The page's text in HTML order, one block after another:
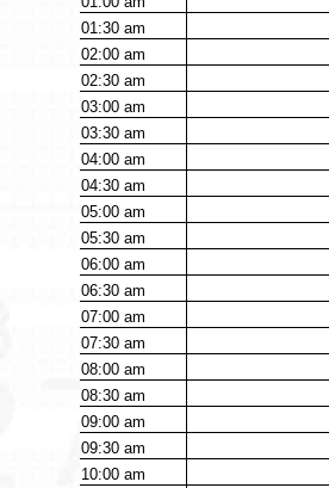
01:30am
02:00am
02:30am
03:00am
03:30am
04:00am
04:30am
05:00am
05:30am
06:00am
06:30am
07:00am
07:30am
08:00am
08:30am
09:00am
09:30am
10:00am